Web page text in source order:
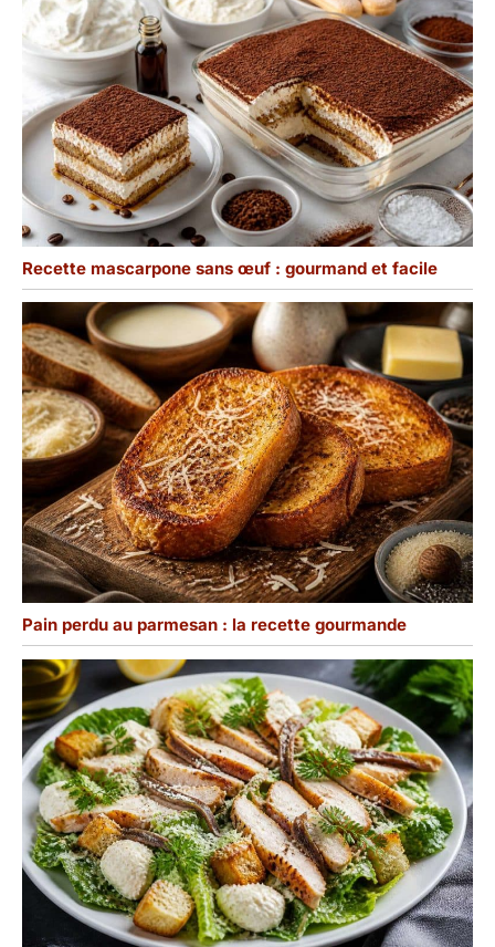
Recette mascarpone sans œuf : gourmand et facile
Pain perdu au parmesan : la recette gourmande